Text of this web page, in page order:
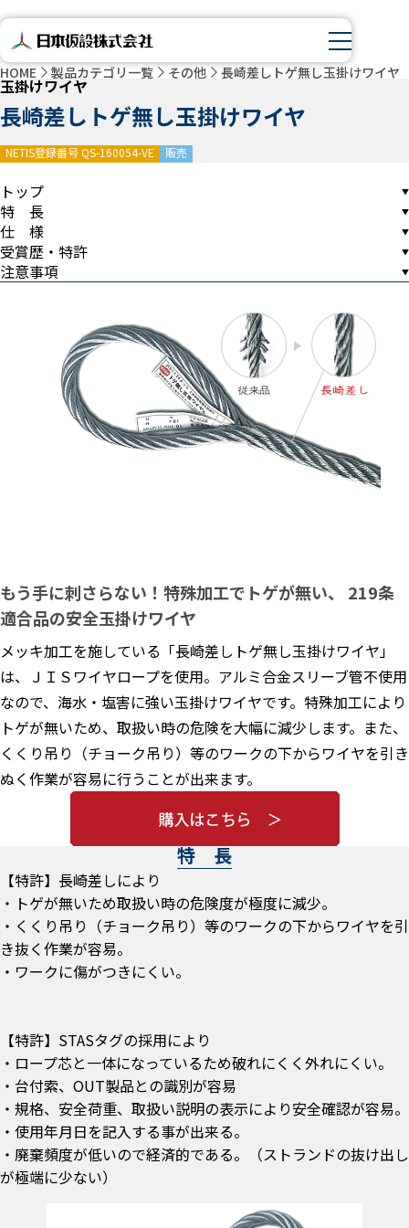
HOME 製品カテゴリ一覧 その他 長崎差しトゲ無し玉掛けワイヤ
玉掛けワイヤ
長崎差しトゲ無し玉掛けワイヤ
NETIS登録番号 QS-160054-VE 販売
トップ
特 長
仕 様
受賞歴・特許
注意事項
もう手に刺さらない！特殊加工でトゲが無い、 219条
適合品の安全玉掛けワイヤ
メッキ加工を施している「長崎差しトゲ無し玉掛けワイヤ」
は、ＪＩＳワイヤロープを使用。アルミ合金スリーブ管不使用
なので、海水・塩害に強い玉掛けワイヤです。特殊加工により
トゲが無いため、取扱い時の危険を大幅に減少します。また、
くくり吊り（チョーク吊り）等のワークの下からワイヤを引き
ぬく作業が容易に行うことが出来ます。
特 長
【特許】長崎差しにより
・トゲが無いため取扱い時の危険度が極度に減少。
・くくり吊り（チョーク吊り）等のワークの下からワイヤを引
き抜く作業が容易。
・ワークに傷がつきにくい。
【特許】STASタグの採用により
・ロープ芯と一体になっているため破れにくく外れにくい。
・台付索、OUT製品との識別が容易
・規格、安全荷重、取扱い説明の表示により安全確認が容易。
・使用年月日を記入する事が出来る。
・廃棄頻度が低いので経済的である。（ストランドの抜け出し
が極端に少ない）